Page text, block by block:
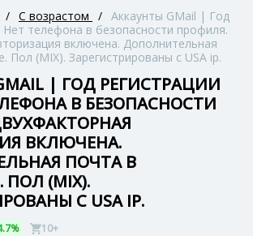
/ С возрастом / Аккаунты GMail | Год
Нет телефона в безопасности профиля.
включена. Дополнительная
Пол (MIX). Зарегистрированы с USA ip.
| ГОД РЕГИСТРАЦИИ
В БЕЗОПАСНОСТИ
ВКЛЮЧЕНА.
ПОЧТА В
(MIX).
С USA IP.
10+